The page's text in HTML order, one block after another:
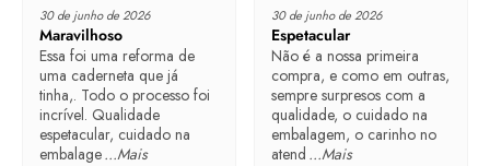
Rated 5out of 5
30 de junho de 2026
Maravilhoso
Essa foi uma reforma de
uma caderneta que já
tinha,. Todo o processo foi
incrível. Qualidade
espetacular, cuidado na
embalage...Mais
Rated 5out of 5
30 de junho de 2026
Espetacular
Não é a nossa primeira
compra, e como em outras,
sempre surpresos com a
qualidade, o cuidado na
embalagem, o carinho no
atend ...Mais